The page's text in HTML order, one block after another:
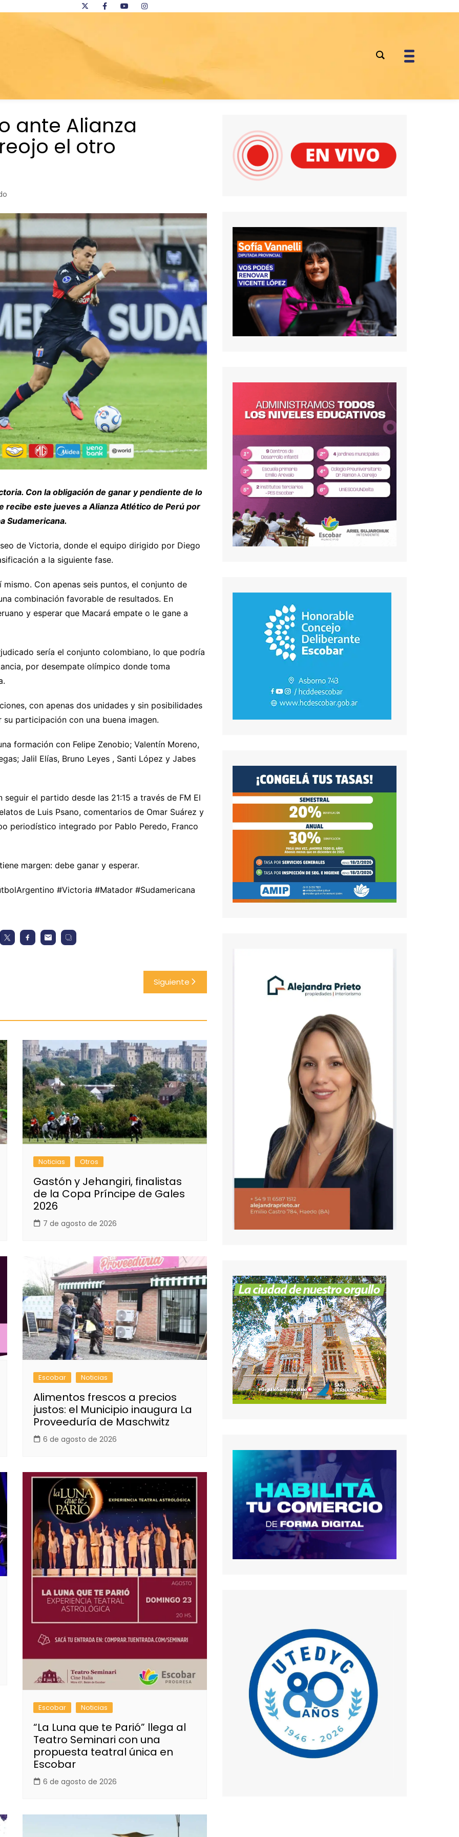
ante Alianza
el otro
Con la obligación de ganar y pendiente de lo
este jueves a Alianza Atlético de Perú por
Sudamericana.
de Victoria, donde el equipo dirigido por Diego
a la siguiente fase.
Con apenas seis puntos, el conjunto de
combinación favorable de resultados. En
y esperar que Macará empate o le gane a
sería el conjunto colombiano, lo que podría
por desempate olímpico donde toma
con apenas dos unidades y sin posibilidades
participación con una buena imagen.
formación con Felipe Zenobio; Valentín Moreno,
Jalil Elías, Bruno Leyes , Santi López y Jabes
el partido desde las 21:15 a través de FM El
de Luis Psano, comentarios de Omar Suárez y
periodístico integrado por Pablo Peredo, Franco
margen: debe ganar y esperar.
#Victoria #Matador #Sudamericana
Siguiente
Noticias Otros
Gastón y Jehangiri, finalistas
de la Copa Príncipe de Gales
2026
7 de agosto de 2026
Escobar Noticias
Alimentos frescos a precios
justos: el Municipio inaugura La
Proveeduría de Maschwitz
6 de agosto de 2026
Escobar Noticias
“La Luna que te Parió” llega al
Teatro Seminari con una
propuesta teatral única en
Escobar
6 de agosto de 2026